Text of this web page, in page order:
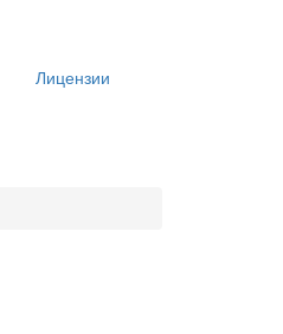
Лицензии